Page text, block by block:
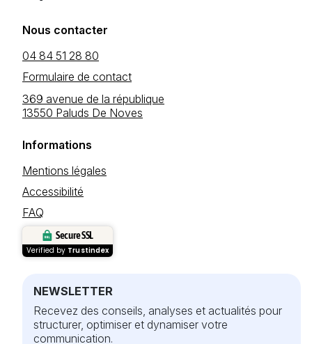
Nous contacter
04 84 51 28 80
Formulaire de contact
369 avenue de la république
13550 Paluds De Noves
Informations
Mentions légales
Accessibilité
FAQ
Secure SSL
Verified by Trustindex
NEWSLETTER
Recevez des conseils, analyses et actualités pour
structurer, optimiser et dynamiser votre
communication.